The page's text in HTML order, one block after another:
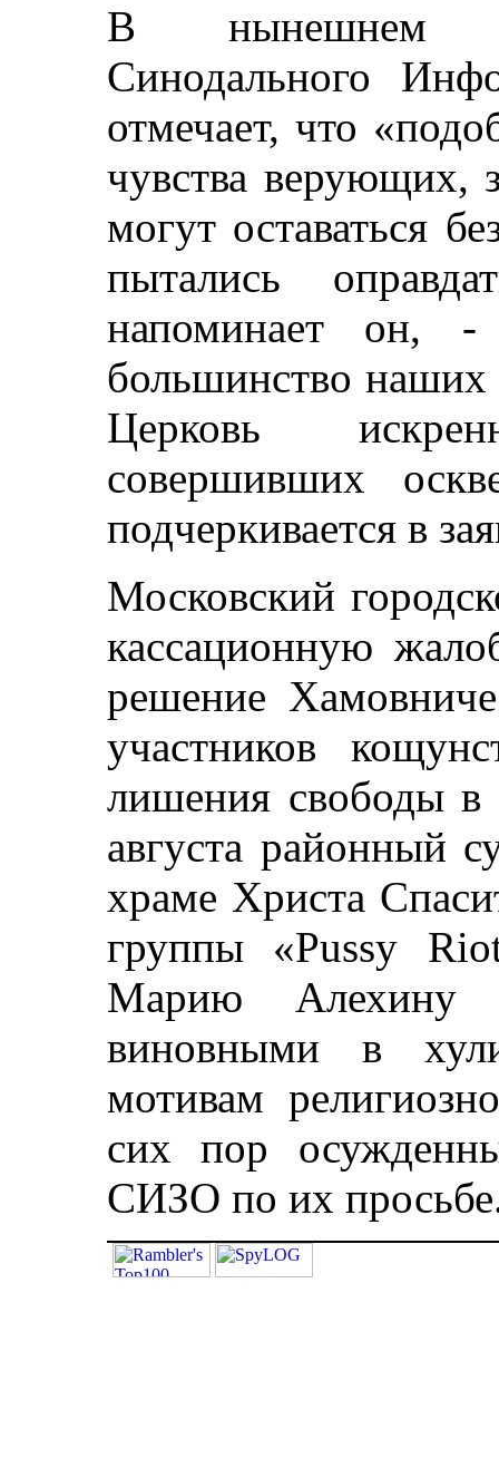
В нынешнем
Синодального
отмечает, что
чувства верующих,
могут оставаться
пытались
напоминает он, -
большинство
Церковь
совершивших
подчеркивается в
Московский
кассационную
решение
участников
лишения свободы
августа районный
храме Христа
группы «Pussy
Марию Алехину
виновными в
мотивам
сих пор
СИЗО по их